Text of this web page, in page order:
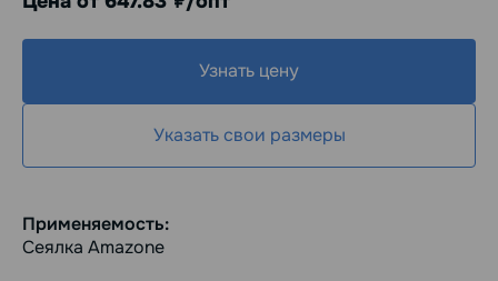
Узнать цену
Указать свои размеры
Применяемость:
Сеялка Amazone